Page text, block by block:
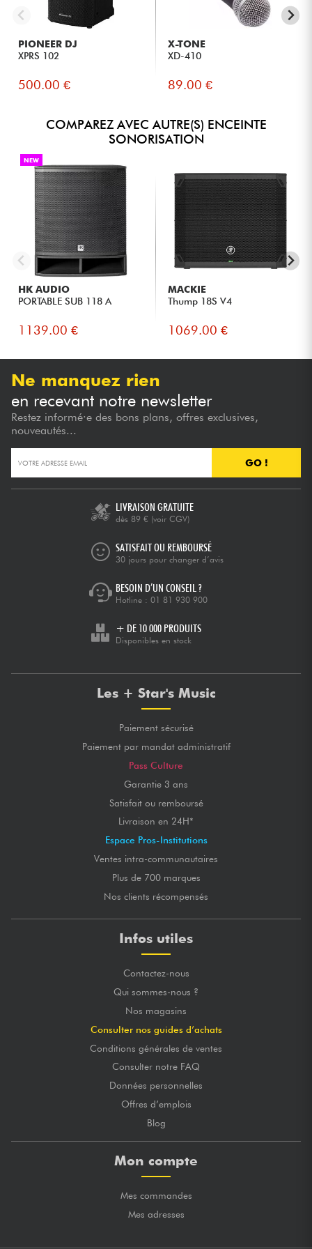
PIONEER DJ
XPRS 102
500.00 €
X-TONE
XD-410
89.00 €
COMPAREZ AVEC AUTRE(S) ENCEINTE
SONORISATION
NEW
HK AUDIO
PORTABLE SUB 118 A
1139.00 €
MACKIE
Thump 18S V4
1069.00 €
Ne manquez rien
en recevant notre newsletter
Restez informé·e des bons plans, offres exclusives,
nouveautés...
GO !
LIVRAISON GRATUITE
dès 89 € (voir CGV)
SATISFAIT OU REMBOURSÉ
30 jours pour changer d’avis
BESOIN D’UN CONSEIL ?
Hotline : 01 81 930 900
+ DE 10 000 PRODUITS
Disponibles en stock
Les + Star's Music
Paiement sécurisé
Paiement par mandat administratif
Pass Culture
Garantie 3 ans
Satisfait ou remboursé
Livraison en 24H*
Espace Pros-Institutions
Ventes intra-communautaires
Plus de 700 marques
Nos clients récompensés
Infos utiles
Contactez-nous
Qui sommes-nous ?
Nos magasins
Consulter nos guides d’achats
Conditions générales de ventes
Consulter notre FAQ
Données personnelles
Offres d’emplois
Blog
Mon compte
Mes commandes
Mes adresses